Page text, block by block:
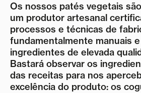
Os nossos patés vegetais
um produtor artesanal
processos e técnicas de
fundamentalmente manuais
ingredientes de elevada
Bastará observar os
das receitas para nos
excelência do produto: os